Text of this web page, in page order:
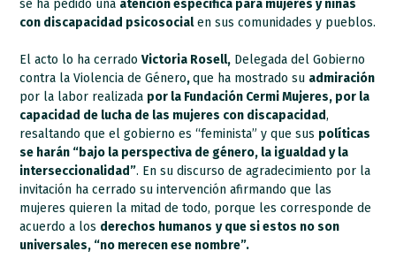
se ha pedido una atención específica para mujeres y niñas
con discapacidad psicosocialen sus comunidades y pueblos.
El acto lo ha cerradoVictoria Rosell, Delegada del Gobierno
contra la Violencia de Género,que ha mostrado su admiración
por la labor realizada por la Fundación Cermi Mujeres, por la
capacidad de lucha de las mujeres con discapacidad,
resaltando que el gobierno es “feminista” y que sus políticas
se harán “bajo la perspectiva de género, la igualdad y la
interseccionalidad”. En su discurso de agradecimiento por la
invitación ha cerrado su intervención afirmando que las
mujeres quieren la mitad de todo, porque les corresponde de
acuerdo a los derechos humanos y que si estos no son
universales, “no merecen ese nombre”.